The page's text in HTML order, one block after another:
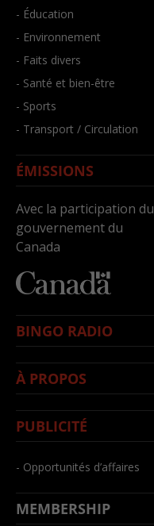
- Éducation
- Environnement
- Faits divers
- Santé et bien-être
- Sports
- Transport / Circulation
ÉMISSIONS
Avec la participation du
gouvernement du
Canada
BINGO RADIO
À PROPOS
PUBLICITÉ
- Opportunités d’affaires
MEMBERSHIP